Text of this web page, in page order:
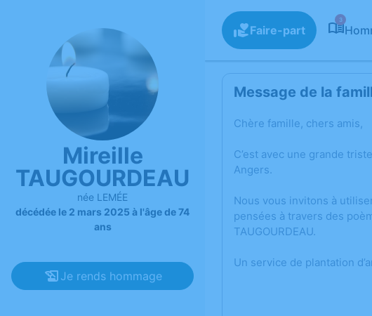
Mireille
TAUGOURDEAU
née LEMÉE
décédée le 2 mars 2025 à l'âge de 74
ans
Je rends hommage
Faire-part
3
Message de la
Chère famille, chers amis,
C’est avec une grande
Angers.
Nous vous invitons à
pensées à travers des
TAUGOURDEAU.
Un service de plantation